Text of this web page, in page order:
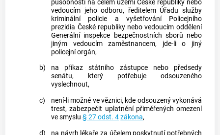
působností na celém území České republiky nebo
vedoucím jeho odboru, ředitelem Úřadu služby
kriminální policie a vyšetřování Policejního
prezidia České republiky nebo vedoucím oddělení
Generální inspekce bezpečnostních sborů nebo
jiným vedoucím zaměstnancem, jde-li o jiný
policejní orgán,
b)
na příkaz státního zástupce nebo předsedy
senátu, který potřebuje odsouzeného
vyslechnout,
c)
není-li možné ve věznici, kde odsouzený vykonává
trest, zabezpečit uplatnění přiměřených omezení
ve smyslu§ 27 odst. 4zákona,
d)
na návrh lékaře za účelem poskytnutí potřebných